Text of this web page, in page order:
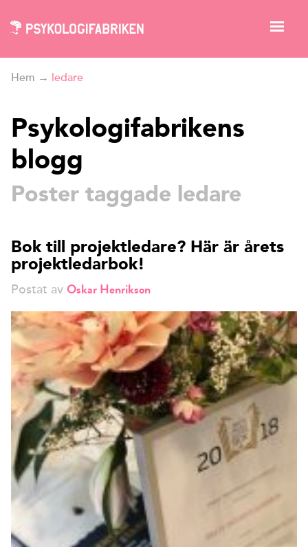
Hem → ledare
Psykologifabrikens
blogg
Poster taggade ledare
Bok till projektledare? Här är årets
projektledarbok!
Postat av Oskar Henrikson